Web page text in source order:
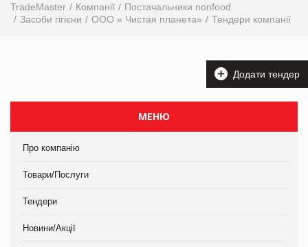
TradeMaster Компанії
Постачальники nonfood
Засоби гігієни
ООО « Чистая планета» Тендери компанії
Додати тендер
МЕНЮ
Про компанію
Товари/Послуги
Тендери
Новини/Акції